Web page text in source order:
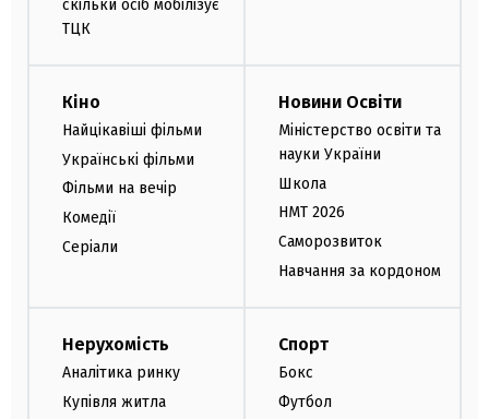
скільки осіб мобілізує
ТЦК
Кіно
Найцікавіші фільми
Українські фільми
Фільми на вечір
Комедії
Серіали
Новини Освіти
Міністерство освіти та
науки України
Школа
НМТ 2026
Саморозвиток
Навчання за кордоном
Нерухомість
Аналітика ринку
Купівля житла
Спорт
Бокс
Футбол